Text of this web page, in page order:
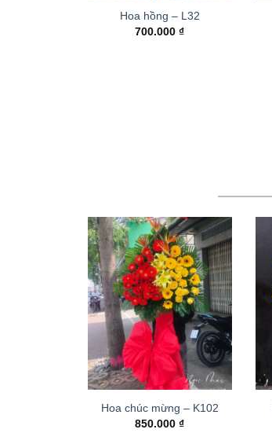
Hoa hồng – L32
700.000₫
Hoa chúc mừng – K102
850.000₫